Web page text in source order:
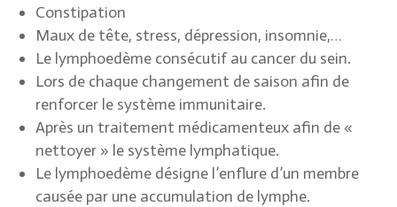
Constipation
Maux de tête, stress, dépression, insomnie,…
Le lymphoedème consécutif au cancer du sein.
Lors de chaque changement de saison afin de
renforcer le système immunitaire.
Après un traitement médicamenteux afin de «
nettoyer » le système lymphatique.
Le lymphoedème désigne l’enflure d’un membre
causée par une accumulation de lymphe.